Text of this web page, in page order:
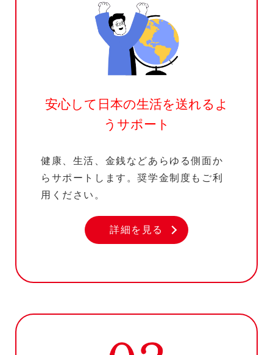
安心して日本の生活を送れるよ
うサポート
健康、生活、金銭などあらゆる側面か
らサポートします。奨学金制度もご利
用ください。
詳細を見る